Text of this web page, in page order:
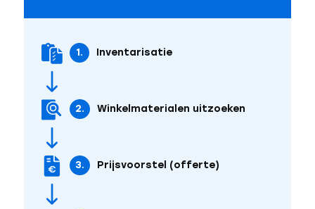
1. Inventarisatie
2. Winkelmaterialen uitzoeken
3. Prijsvoorstel (offerte)